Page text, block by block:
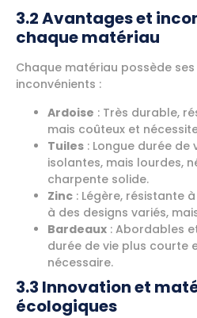
3.2 Avantages et
chaque matériau
Chaque matériau possède
inconvénients :
Ardoise : Très durable,
mais coûteux et
Tuiles : Longue durée de
isolantes, mais lourdes,
charpente solide.
Zinc : Légère, résistante
à des designs variés,
Bardeaux : Abordables
durée de vie plus courte
nécessaire.
3.3 Innovation et
écologiques